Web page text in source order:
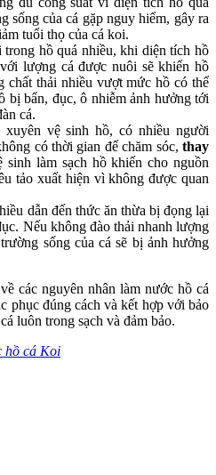
sống của cá gặp nguy hiểm, gây ra
tuổi thọ của cá koi.
trong hồ quá nhiều, khi diện tích hồ
lượng cá được nuôi sẽ khiến hồ
thải nhiều vượt mức hồ có thể
bị bẩn, đục, ô nhiễm ảnh hưởng tới
cá.
vệ sinh hồ, có nhiều người
có thời gian để chăm sóc, thay
sinh làm sạch hồ khiến cho nguồn
tảo xuất hiện vì không được quan
dẫn đến thức ăn thừa bị đọng lại
Nếu không đào thải nhanh lượng
sống của cá sẽ bị ảnh hưởng
các nguyên nhân làm nước hồ cá
phục đúng cách và kết hợp với bảo
luôn trong sạch và đảm bảo.
hồ cá Koi